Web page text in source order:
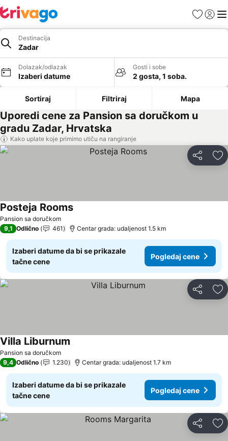
FavoritiPrijavi
Destinacija
Zadar
Dolazak/odlazak
Izaberi datume
Gosti i sobe
2 gosta, 1 soba.
Sortiraj Filtriraj Mapa
Uporedi cene za Pansion sa doručkom u
gradu Zadar, Hrvatska
Kako uplate koje primimo utiču na rangiranje
Deli
Pansion sa doručkom
Posteja RoomsPogledaj cene
9,1 Odlično 461 Centar grada: udaljenost 1.5 km
Izaberi datume da bi se prikazale
tačne cene
Pogledaj cene
Deli
Pansion sa doručkom
Villa Liburnum
9,4 Odlično 1.230 Centar grada: udaljenost 1.7 km
Izaberi datume da bi se prikazale
tačne cene
Pogledaj cene
Deli